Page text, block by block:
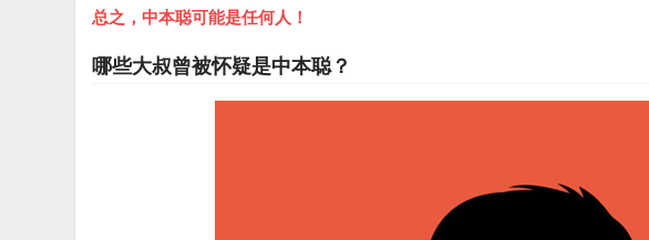
总之，中本聪可能是任何人！
哪些大叔曾被怀疑是中本聪？